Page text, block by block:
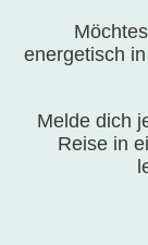
energetisch
Melde dich
Reise in